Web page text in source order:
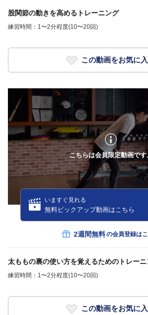
股関節の動きを高めるトレーニング
練習時間：1〜2分程度(10〜20回)
この動画をお気に
こちらは会員限定動画です
いますぐ見れる
無料ピックアップ動画はこちら
2週間無料の会員登録は
太ももの裏の使い方を覚えるためのトレーニ
練習時間：1〜2分程度(10〜20回)
この動画をお気に